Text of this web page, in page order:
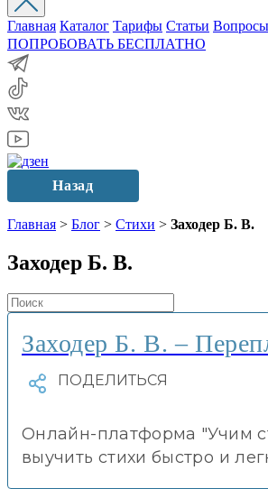
Главная Каталог Тарифы Статьи
ПОПРОБОВАТЬ БЕСПЛАТНО
Назад
Главная > Блог > Стихи > Заходер Б. В.
Заходер Б. В.
Заходер Б. В. –
Онлайн-платформа "Учим
выучить стихи быстро и